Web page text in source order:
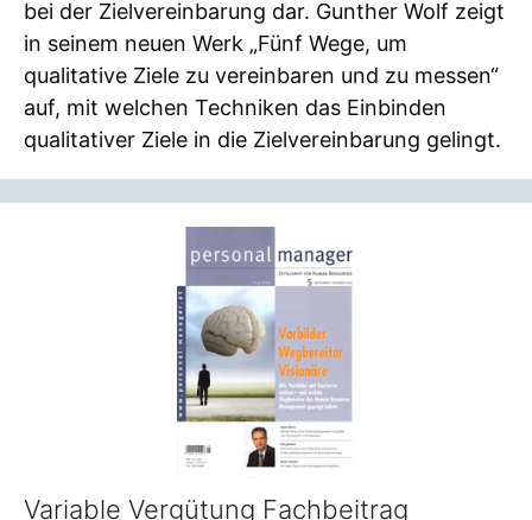
bei der Zielvereinbarung dar. Gunther Wolf zeigt
in seinem neuen Werk „Fünf Wege, um
qualitative Ziele zu vereinbaren und zu messen“
auf, mit welchen Techniken das Einbinden
qualitativer Ziele in die Zielvereinbarung gelingt.
Variable Vergütung Fachbeitrag